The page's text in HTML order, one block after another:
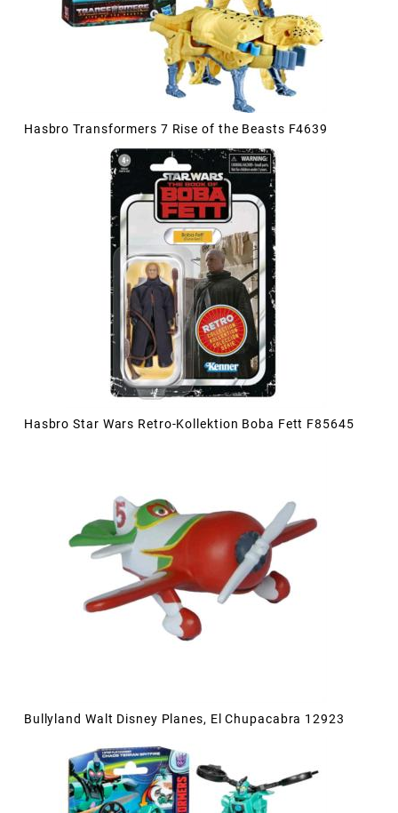
Hasbro Transformers 7 Rise of the Beasts F4639
Hasbro Star Wars Retro-Kollektion Boba Fett F85645
Bullyland Walt Disney Planes, El Chupacabra 12923